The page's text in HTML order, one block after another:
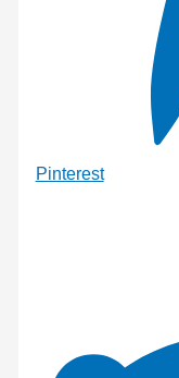
Pinterest